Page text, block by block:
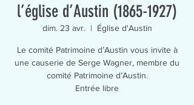
l’église d’Austin (1865-1927)
dim. 23 avr.
  |
Église d'Austin
Le comité Patrimoine d’Austin vous invite à
une causerie de Serge Wagner, membre du
comité Patrimoine d’Austin.
Entrée libre